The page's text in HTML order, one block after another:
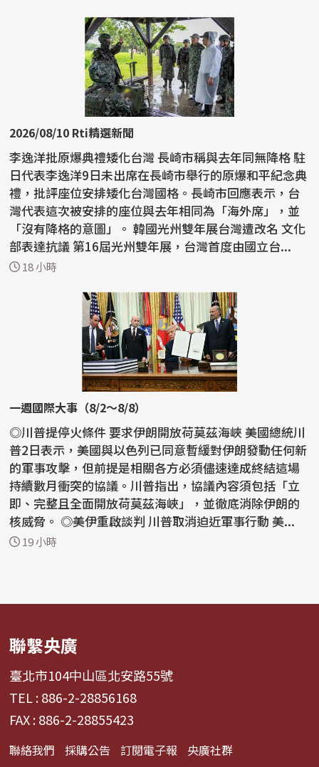
2026/08/10 Rti精選新聞
李逸洋批原爆典禮矮化台灣 長崎市稱與去年同無降格 駐
日代表李逸洋9日未出席在長崎市舉行的原爆和平紀念典
禮，批評座位安排矮化台灣國格。長崎市回應表示，台
灣代表這次被安排的座位與去年相同為「海外席」，並
「沒有降格的意圖」。 韓國光州雙年展台灣遭改名 文化
部表達抗議 第16屆光州雙年展，台灣首度由國立台...
18 小時
一週國際大事（8/2～8/8）
◎川普提停火條件 要求伊朗開放荷莫茲海峽 美國總統川
普2日表示，美國與以色列已同意暫緩對伊朗發動任何新
的軍事攻擊，但前提是相關各方必須儘速達成終結這場
持續數月衝突的協議。川普指出，協議內容須包括「立
即、完整且全面開放荷莫茲海峽」，並徹底消除伊朗的
核威脅。 ◎美伊重啟談判 川普取消迫近軍事行動 美...
19 小時
聯繫央廣
臺北市104中山區北安路55號
TEL : 886-2-28856168
FAX : 886-2-28855423
聯絡我們 採購公告 訂閱電子報 央廣社群